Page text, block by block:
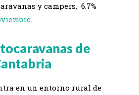
y campers, 6.7%
.
de
en un entorno rural de